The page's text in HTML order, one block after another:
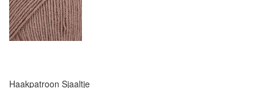
Haakpatroon Sjaaltje